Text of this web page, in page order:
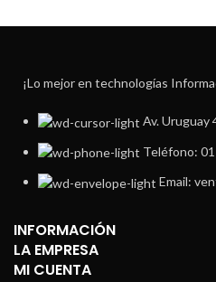
¡Lo mejor en technologías
Av. Uruguay
Teléfono:
Email:
INFORMACIÓN
LA EMPRESA
MI CUENTA